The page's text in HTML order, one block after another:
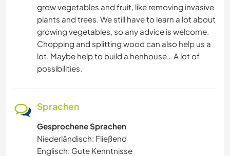
grow vegetables and fruit, like removing invasive
plants and trees. We still have to learn a lot about
growing vegetables, so any advice is welcome.
Chopping and splitting wood can also help us a
lot. Maybe help to build a henhouse… A lot of
possibilities.
Sprachen
Gesprochene Sprachen
Niederländisch: Fließend
Englisch: Gute Kenntnisse